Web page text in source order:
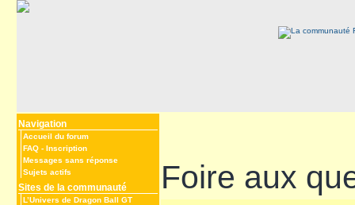
Navigation
Accueil du forum
FAQ - Inscription
Messages sans réponse
Sujets actifs
Sites de la communauté
L’Univers de Dragon Ball GT
Foire aux